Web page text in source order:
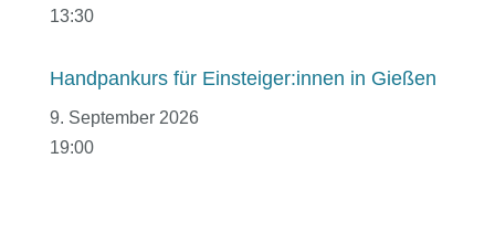
13:30
Handpankurs für Einsteiger:innen in Gießen
9. September 2026
19:00